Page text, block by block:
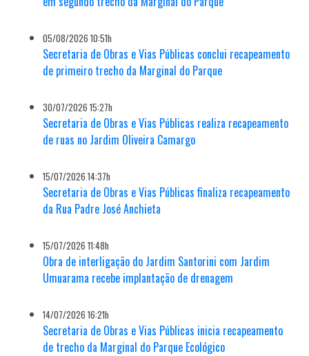
05/08/2026 10:51h
Secretaria de Obras e Vias Públicas conclui recapeamento
de primeiro trecho da Marginal do Parque
30/07/2026 15:27h
Secretaria de Obras e Vias Públicas realiza recapeamento
de ruas no Jardim Oliveira Camargo
15/07/2026 14:37h
Secretaria de Obras e Vias Públicas finaliza recapeamento
da Rua Padre José Anchieta
15/07/2026 11:48h
Obra de interligação do Jardim Santorini com Jardim
Umuarama recebe implantação de drenagem
14/07/2026 16:21h
Secretaria de Obras e Vias Públicas inicia recapeamento
de trecho da Marginal do Parque Ecológico